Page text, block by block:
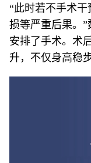
“此时若不手术
损等严重后果。
安排了手术。术
升，不仅身高稳